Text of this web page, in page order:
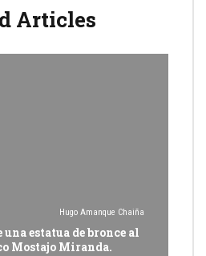
Articles
Hugo Amanque Chaiña
una estatua de bronce al
Mostajo Miranda.